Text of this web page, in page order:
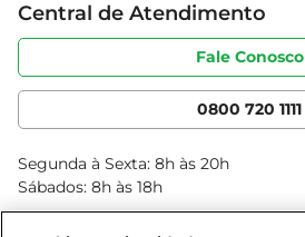
Sobre privacidade
Portal do fornecedor
Cencosud Media
Produtos Bretas
Código de ética
Serviços
Clube Bretas
Blog Bretas
Black Friday
Natal
Central de Atendimento
Fale Conosco
0800 720 1111
Segunda à Sexta: 8h às 20h
Sábados: 8h às 18h